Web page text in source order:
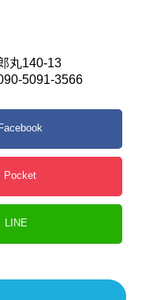
丸140-13
5091-3566
Facebook
Pocket
LINE